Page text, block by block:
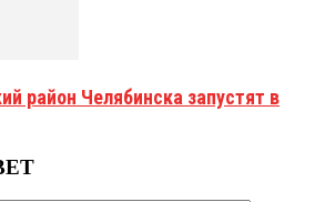
район Челябинска запустят в